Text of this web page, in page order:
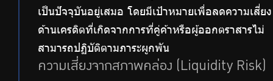
เป็นปัจจุบันอยู่เสมอ โดยมีเป้าหมายเพื่อลดความเสี่ยง
ด้านเครดิตที่เกิดจากการที่คู่ค้าหรือผู้ออกตราสารไม่
สามารถปฏิบัติตามภาระผูกพัน
ความเสี่ยงจากสภาพคล่อง (Liquidity Risk)